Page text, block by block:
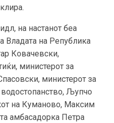
на настанот беа
Владата на Република
Ковачевски,
министерот за
министерот за
Љупчо
на Куманово, Максим
амбасадорка Петра